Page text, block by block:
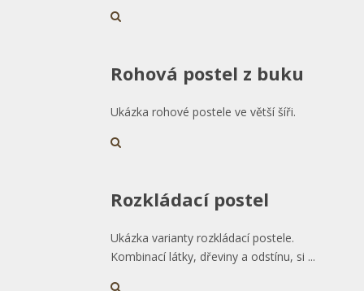
Rohová postel z buku
Ukázka rohové postele ve větší šíři.
Rozkládací postel
Ukázka varianty rozkládací postele.
Kombinací látky, dřeviny a odstínu, si ...